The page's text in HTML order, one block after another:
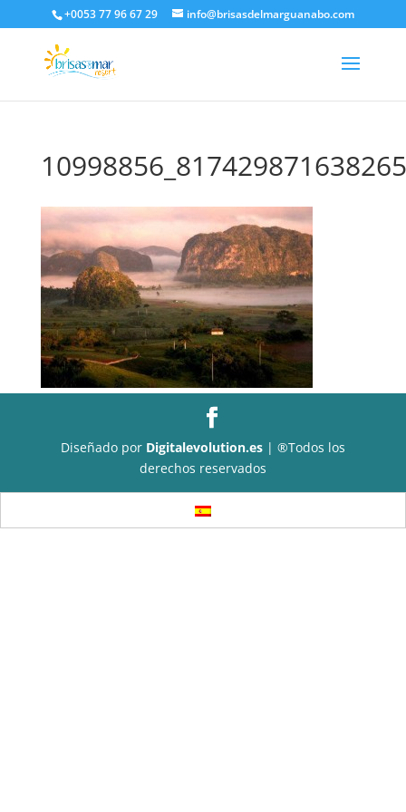
+0053 77 96 67 29 info@brisasdelmarguanabo.com
Diseñado por Digitalevolution.es| ®Todos los
derechos reservados